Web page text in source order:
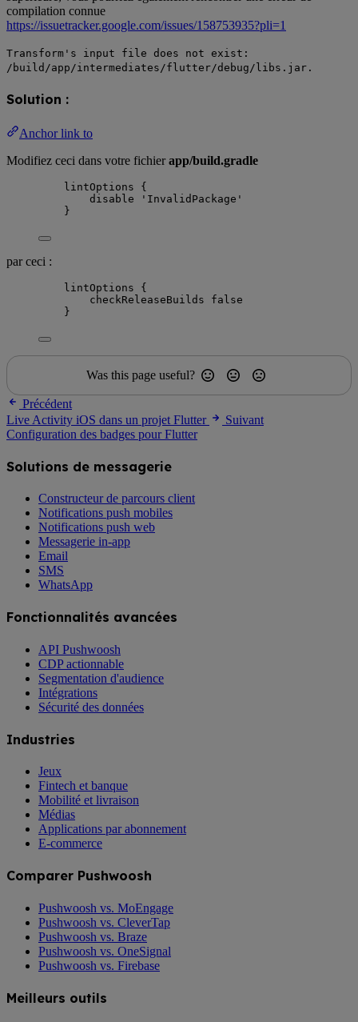
compilation connue
https://issuetracker.google.com/issues/158753935?pli=1
Transform's input file does not exist:
/build/app/intermediates/flutter/debug/libs.jar.
Solution :
Anchor link to
Modifiez ceci dans votre fichierapp/build.gradle
lintOptions {
disable 'InvalidPackage'
}
par ceci :
lintOptions {
checkReleaseBuilds false
}
Was this page useful?
Précédent
Live Activity iOS dans un projet Flutter
Suivant
Configuration des badges pour Flutter
Solutions de messagerie
Constructeur de parcours client
Notifications push mobiles
Notifications push web
Messagerie in-app
Email
SMS
WhatsApp
Fonctionnalités avancées
API Pushwoosh
CDP actionnable
Segmentation d'audience
Intégrations
Sécurité des données
Industries
Jeux
Fintech et banque
Mobilité et livraison
Médias
Applications par abonnement
E-commerce
Comparer Pushwoosh
Pushwoosh vs. MoEngage
Pushwoosh vs. CleverTap
Pushwoosh vs. Braze
Pushwoosh vs. OneSignal
Pushwoosh vs. Firebase
Meilleurs outils